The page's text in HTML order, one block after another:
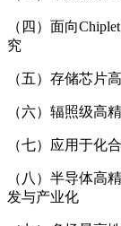
（四）面向
究
（五）存储芯片
（六）辐照级高
（七）应用于化
（八）半导体高
发与产业化